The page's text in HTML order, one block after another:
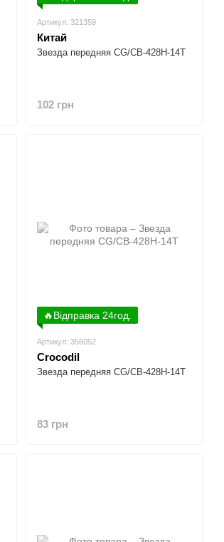
Артикул: 321359
Китай
Звезда передняя CG/CB-428H-14T
102 грн
🔥Відправка 24год.
Артикул: 356052
Crocodil
Звезда передняя CG/CB-428H-14T
83 грн